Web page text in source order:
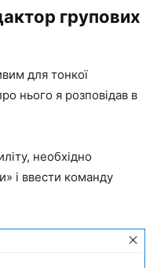
групових
для тонкої
нього я розповідав в
необхідно
і ввести команду